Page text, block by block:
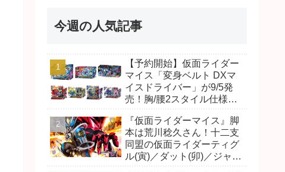
今週の人気記事
【予約開始】仮面ライダー
マイス「変身ベルト DXマ
イスドライバー」が9/5発
売！胸/腰2スタイル仕様！
ッシュ、ジャオ/バイト、ケ
イ/ショットボーンバックル
も！
『仮面ライダーマイス』脚
本は荒川稔久さん！十二支
同盟の仮面ライダーティグ
ル(寅)／ダット(卯)／ジャオ